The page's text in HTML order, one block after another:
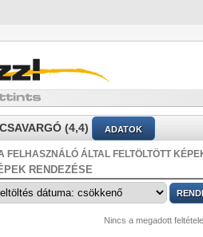
CSAVARGÓ (4,4) ADATOK
FELHASZNÁLÓ ÁLTAL FELTÖLTÖTT
RENDEZÉSE
Nincs a megadott